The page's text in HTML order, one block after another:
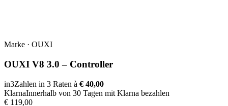
Marke · OUXI
OUXI V8 3.0 – Controller
in3Zahlen in 3 Raten à € 40,00
KlarnaInnerhalb von 30 Tagen mit Klarna bezahlen
€ 119,00